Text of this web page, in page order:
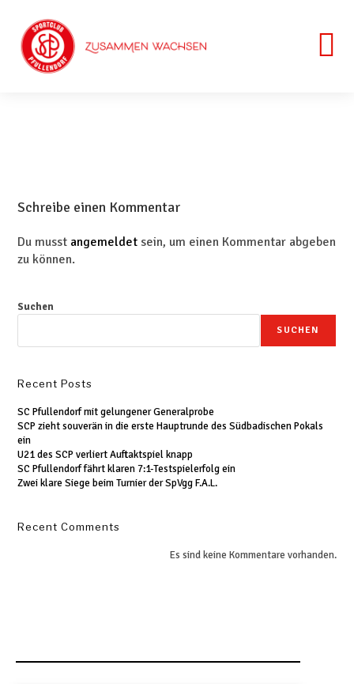
Schreibe einen Kommentar
Du musst angemeldet sein, um einen Kommentar abgeben
zu können.
Suchen
SUCHEN
Recent Posts
SC Pfullendorf mit gelungener Generalprobe
SCP zieht souverän in die erste Hauptrunde des Südbadischen Pokals
ein
U21 des SCP verliert Auftaktspiel knapp
SC Pfullendorf fährt klaren 7:1-Testspielerfolg ein
Zwei klare Siege beim Turnier der SpVgg F.A.L.
Recent Comments
Es sind keine Kommentare vorhanden.